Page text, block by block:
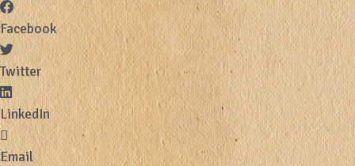
Facebook
Twitter
LinkedIn
Email